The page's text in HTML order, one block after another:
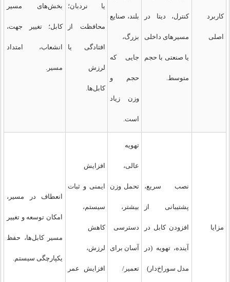
کاربرد
اصلی
کنترل، دیتا در
مسیرهای داخلی
یا صنعتی با حجم
متوسط.
بلند، صنایع
بزرگ،
جایی که
حجم و
وزن زیاد
است.
یا نردبان؛
محافظت از
افتادگی یا
لرزش
کابل‌ها.
بخش‌های مسیر
کابل؛ تغییر جهت،
انشعاب، امتداد
مسیر.
مزایا
نصب سریع،
پشتیبانی از
افزودن کابل در
آینده، تهویه (در
مدل سوراخ‌دار)
تهویه
عالی،
تحمل وزن
بیشتر،
دسترسی
آسان برای
تعمیر/
افزایش
ایمنی و ثبات
سیستم،
کاهش
لرزش،
افزایش عمر
انعطاف در مسیر،
امکان توسعه و تغییر
مسیر کابل‌ها، حفظ
یکپارچگی سیستم.